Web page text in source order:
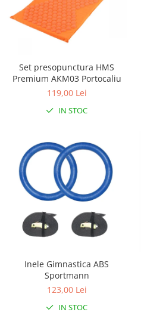
Set presopunctura HMS
Premium AKM03 Portocaliu
119,00 Lei
IN STOC
Inele Gimnastica ABS
Sportmann
123,00 Lei
IN STOC